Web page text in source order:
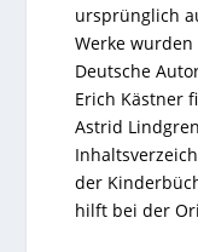
ursprünglich
Werke
Deutsche
Erich Kästner
Astrid
der
hilft bei der